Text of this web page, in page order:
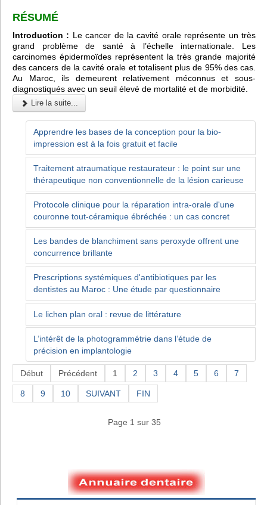
RÉSUMÉ
Introduction : Le cancer de la cavité orale représente un très
grand problème de santé à l’échelle internationale. Les
carcinomes épidermoïdes représentent la très grande majorité
des cancers de la cavité orale et totalisent plus de 95% des cas.
Au Maroc, ils demeurent relativement méconnus et sous-
diagnostiqués avec un seuil élevé de mortalité et de morbidité.
Lire la suite...
Apprendre les bases de la conception pour la bio-
impression est à la fois gratuit et facile
Traitement atraumatique restaurateur : le point sur une
thérapeutique non conventionnelle de la lésion carieuse
Protocole clinique pour la réparation intra-orale d'une
couronne tout-céramique ébréchée : un cas concret
Les bandes de blanchiment sans peroxyde offrent une
concurrence brillante
Prescriptions systémiques d'antibiotiques par les
dentistes au Maroc : Une étude par questionnaire
Le lichen plan oral : revue de littérature
L’intérêt de la photogrammétrie dans l’étude de
précision en implantologie
Début Précédent 1 2 3 4 5 6 7
8 9 10 SUIVANT FIN
Page 1 sur 35